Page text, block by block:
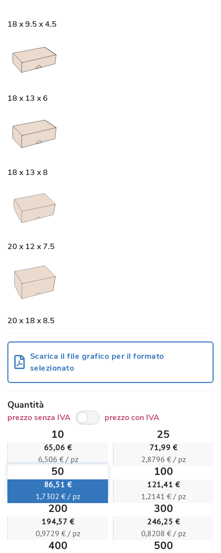
18 x 9.5 x 4.5
18 x 13 x 6
18 x 13 x 8
20 x 12 x 7.5
20 x 18 x 8.5
Scarica il file grafico per il formato
selezionato
Quantità
prezzo senza IVA prezzo con IVA
10
65,06 €
6,506 € / pz
25
71,99 €
2,8796 € / pz
50
86,51 €
1,7302 € / pz
100
121,41 €
1,2141 € / pz
200
194,57 €
0,9729 € / pz
300
246,25 €
0,8208 € / pz
400 500